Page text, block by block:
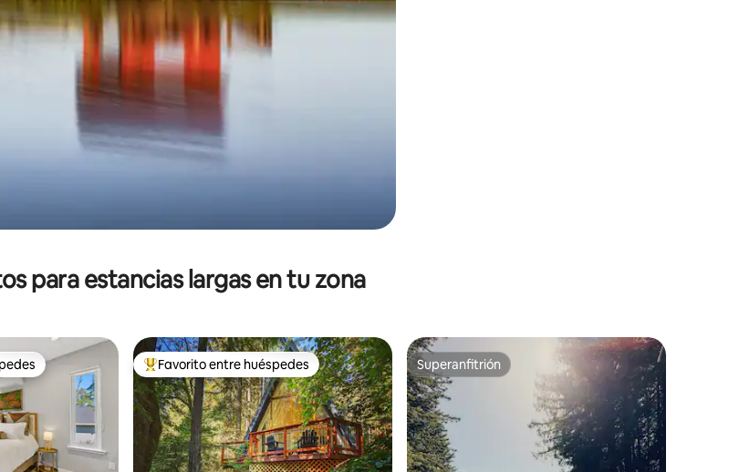
para estancias largas en tu zona
entre huéspedes De los mejores en Favorito entre huéspedes
Favorito entre huéspedes Superanfitrión
Superanfitrión